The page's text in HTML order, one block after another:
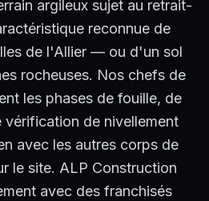
argileux sujet au retrait-
reconnue de
de l'Allier — ou d'un sol
rocheuses. Nos chefs de
les phases de fouille, de
de nivellement
avec les autres corps de
le site. ALP Construction
avec des franchisés